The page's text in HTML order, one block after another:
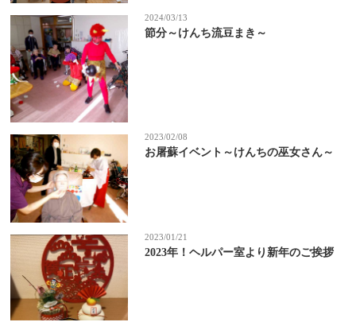
2024/03/13
節分～けんち流豆まき～
2023/02/08
お屠蘇イベント～けんちの巫女さん～
2023/01/21
2023年！ヘルパー室より新年のご挨拶